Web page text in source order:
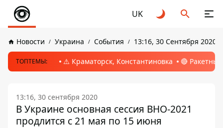
UK
Новости Украина События 13:16, 30 Сентября 2020
ТОПТЕМЫ: ⚠️ Краматорск, Константиновка 🔴
13:16, 30 сентября 2020
В Украине основная сессия ВНО-2021
продлится с 21 мая по 15 июня